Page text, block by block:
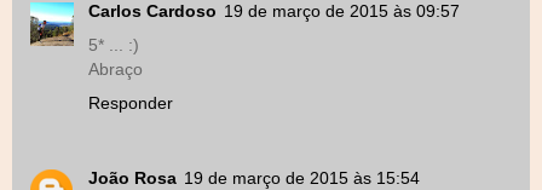
Carlos Cardoso 19 de março de 2015 às 09:57
5* ... :)
Abraço
Responder
João Rosa 19 de março de 2015 às 15:54